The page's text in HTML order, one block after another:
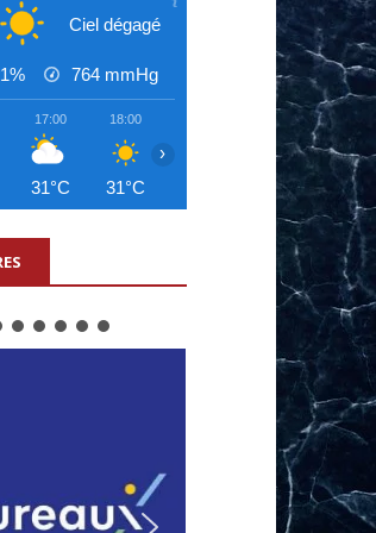
Ciel dégagé
764 mmHg
17:00
31°C
18:00
31°C 30°C
21:00
29°C
›